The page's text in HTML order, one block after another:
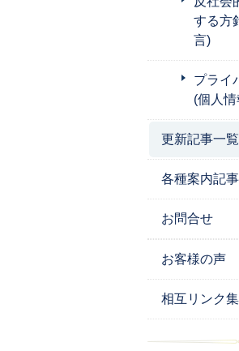
する方
言)
プライ
(個人
更新記事一覧
各種案内記事
お問合せ
お客様の声
相互リンク集